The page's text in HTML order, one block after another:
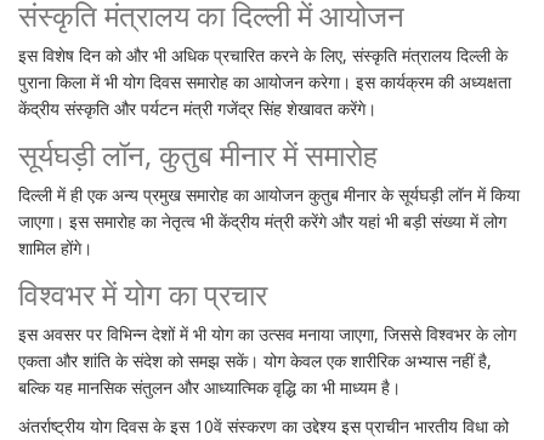
संस्कृति मंत्रालय का दिल्ली में आयोजन
इस विशेष दिन को और भी अधिक प्रचारित करने के लिए, संस्कृति मंत्रालय दिल्ली के
पुराना किला में भी योग दिवस समारोह का आयोजन करेगा। इस कार्यक्रम की अध्यक्षता
केंद्रीय संस्कृति और पर्यटन मंत्री गजेंद्र सिंह शेखावत करेंगे।
सूर्यघड़ी लॉन, कुतुब मीनार में समारोह
दिल्ली में ही एक अन्य प्रमुख समारोह का आयोजन कुतुब मीनार के सूर्यघड़ी लॉन में किया
जाएगा। इस समारोह का नेतृत्व भी केंद्रीय मंत्री करेंगे और यहां भी बड़ी संख्या में लोग
शामिल होंगे।
विश्वभर में योग का प्रचार
इस अवसर पर विभिन्न देशों में भी योग का उत्सव मनाया जाएगा, जिससे विश्वभर के लोग
एकता और शांति के संदेश को समझ सकें। योग केवल एक शारीरिक अभ्यास नहीं है,
बल्कि यह मानसिक संतुलन और आध्यात्मिक वृद्धि का भी माध्यम है।
अंतर्राष्ट्रीय योग दिवस के इस 10वें संस्करण का उद्देश्य इस प्राचीन भारतीय विधा को